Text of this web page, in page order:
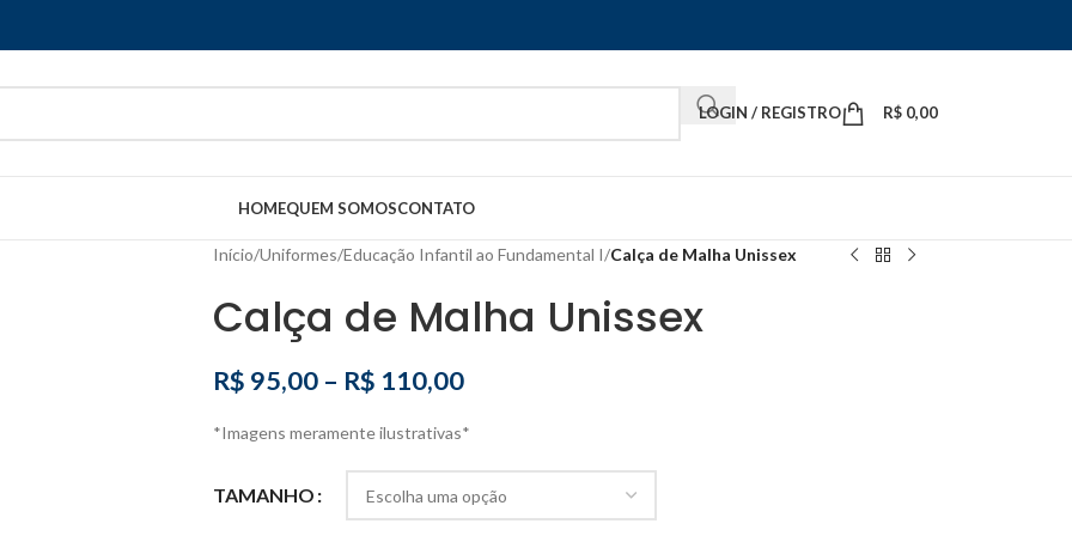
LOGIN / REGISTRO R$ 0,00
HOMEQUEM SOMOSCONTATO
Início/Uniformes/Educação Infantil ao Fundamental I/Calça de Malha Unissex
Calça de Malha Unissex
R$ 95,00 – R$ 110,00
*Imagens meramente ilustrativas*
TAMANHO